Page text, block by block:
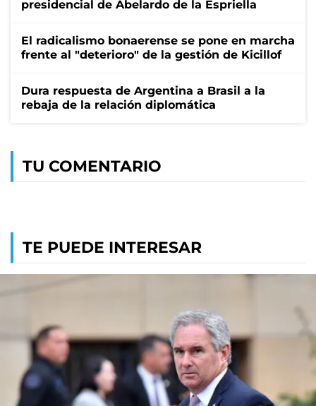
presidencial de Abelardo de la Espriella
El radicalismo bonaerense se pone en marcha
frente al "deterioro" de la gestión de Kicillof
Dura respuesta de Argentina a Brasil a la
rebaja de la relación diplomática
TU COMENTARIO
TE PUEDE INTERESAR